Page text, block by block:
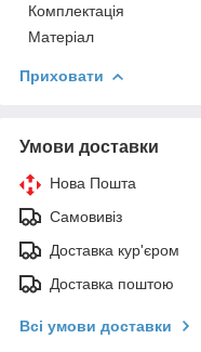
Комплектація
Матеріал
Приховати
Умови доставки
Нова Пошта
Самовивіз
Доставка кур'єром
Доставка поштою
Всі умови доставки